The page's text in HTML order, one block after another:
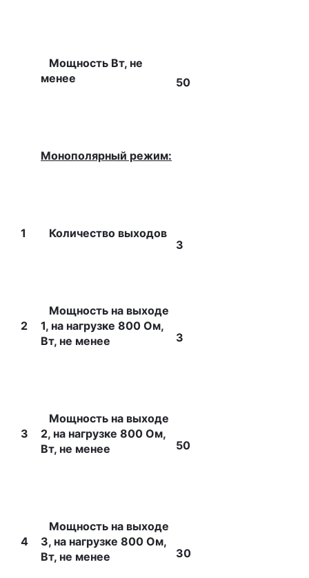
Мощность Вт, не
менее
50
Монополярный режим:
1
Количество выходов
3
2
Мощность на выходе
1, на нагрузке 800 Ом,
Вт, не менее
3
3
Мощность на выходе
2, на нагрузке 800 Ом,
Вт, не менее
50
4
Мощность на выходе
3, на нагрузке 800 Ом,
Вт, не менее
30